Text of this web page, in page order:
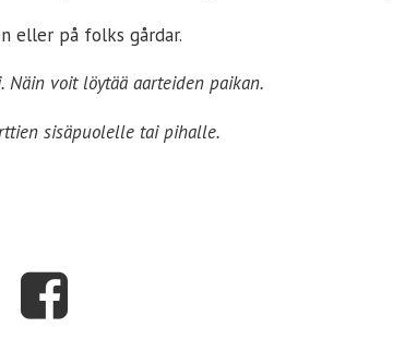
eller på folks gårdar.
voit löytää aarteiden paikan.
sisäpuolelle tai pihalle.